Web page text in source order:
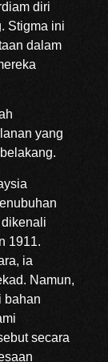
diri
Stigma ini
dalam
yang
1911.
ia
Namun,
bahan
secara